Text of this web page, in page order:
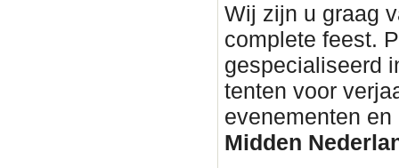
Wij zijn u graag
complete feest.
gespecialiseerd
tenten voor
evenementen
Midden